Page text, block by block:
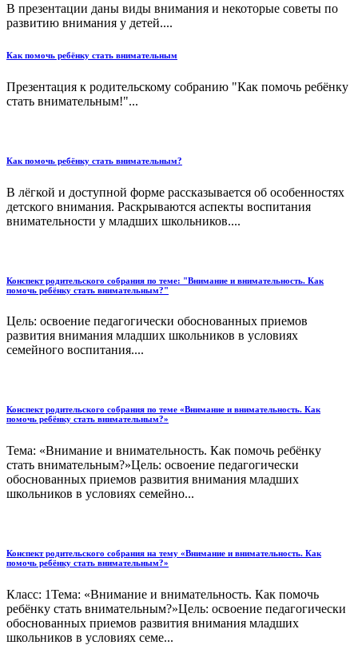
В презентации даны виды внимания и некоторые советы по
развитию внимания у детей....
Как помочь ребёнку стать внимательным
Презентация к родительскому собранию "Как помочь ребёнку
стать внимательным!"...
Как помочь ребёнку стать внимательным?
В лёгкой и доступной форме рассказывается об особенностях
детского внимания. Раскрываются аспекты воспитания
внимательности у младших школьников....
Конспект родительского собрания по теме: "Внимание и внимательность. Как
помочь ребёнку стать внимательным?"
Цель: освоение педагогически обоснованных приемов
развития внимания младших школьников в условиях
семейного воспитания....
Конспект родительского собрания по теме «Внимание и внимательность. Как
помочь ребёнку стать внимательным?»
Тема: «Внимание и внимательность. Как помочь ребёнку
стать внимательным?»Цель: освоение педагогически
обоснованных приемов развития внимания младших
школьников в условиях семейно...
Конспект родительского собрания на тему «Внимание и внимательность. Как
помочь ребёнку стать внимательным?»
Класс: 1Тема: «Внимание и внимательность. Как помочь
ребёнку стать внимательным?»Цель: освоение педагогически
обоснованных приемов развития внимания младших
школьников в условиях семе...